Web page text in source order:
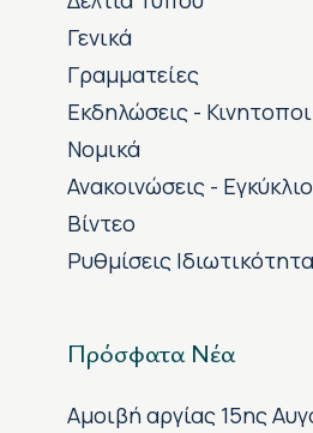
Γενικά
Γραμματείες
Εκδηλώσεις -
Νομικά
Ανακοινώσεις -
Βίντεο
Ρυθμίσεις
Πρόσφατα Νέα
Αμοιβή αργίας 15ης